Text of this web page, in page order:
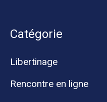
Catégorie
Libertinage
Rencontre en ligne